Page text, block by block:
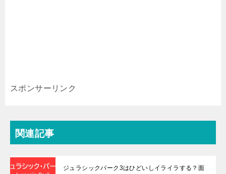
スポンサーリンク
関連記事
ジュラシックパーク3はひどいしイライラする？面